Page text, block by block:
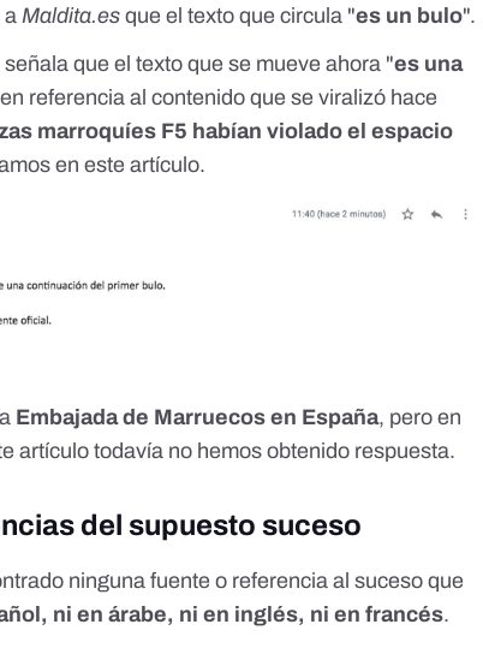
aMaldita.es que el texto que circula "es un bulo".
señala que el texto que se mueve ahora "es una
referencia al contenido que se viralizó hace
marroquíes F5 habían violado el espacio
eneste artículo.
Embajada de Marruecos en España, pero en
artículo todavía no hemos obtenido respuesta.
del supuesto suceso
ninguna fuente o referencia al suceso que
ni en árabe, ni en inglés, ni en francés.